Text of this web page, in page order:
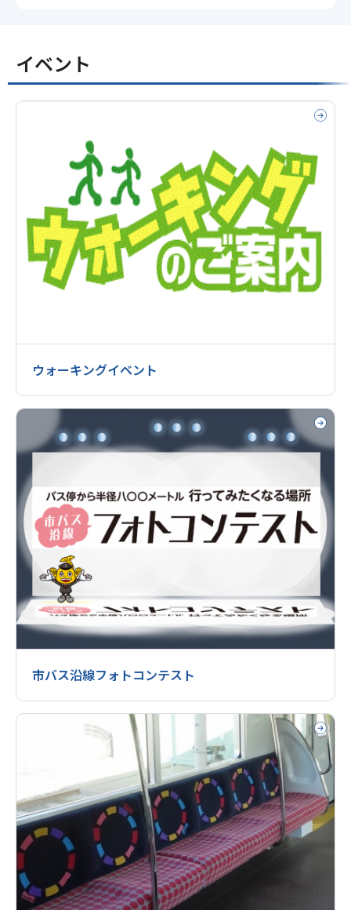
イベント
ウォーキングイベント
市バス沿線フォトコンテスト